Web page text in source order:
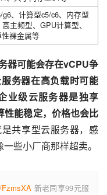
、计算型c5/c6、内存型
主频型、GPU计算型、
裸金属等
器可能会存在vCPU争
务器在高负载时可能
业级云服务器是独享
性能稳定，价格也会比
共享型云服务器，感
些小厂商那样超卖。
新老同享99元服